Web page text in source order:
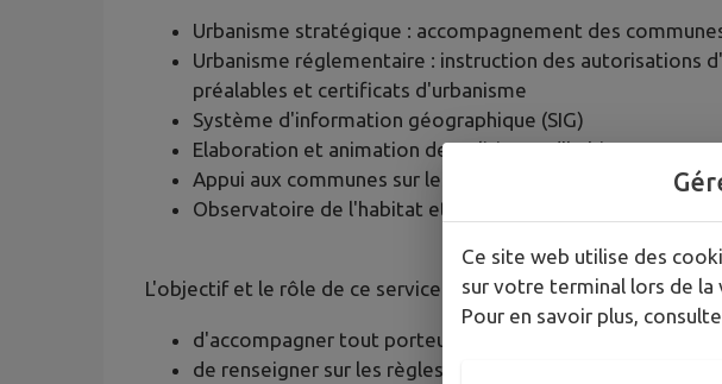
Urbanisme stratégique : accompagnement des
Urbanisme réglementaire : instruction des autorisations
préalables et certificats d'urbanisme
Système d'information géographique (SIG)
Elaboration et animation de politiques d'habitat
Appui aux communes sur les opérations d'aménagement
Observatoire de l'habitat et du foncier
L'objectif et le rôle de ce service est :
d'accompagner tout porteur de projet le plus tôt possible,
de renseigner sur les règles d'urbanisme,
Ce site web utilise des
sur votre terminal lors de la
Pour en savoir plus,